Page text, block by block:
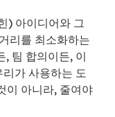
) 아이디어와 그
리를 최소화하는
, 팀 합의이든, 이
가 사용하는 도
이 아니라, 줄여야